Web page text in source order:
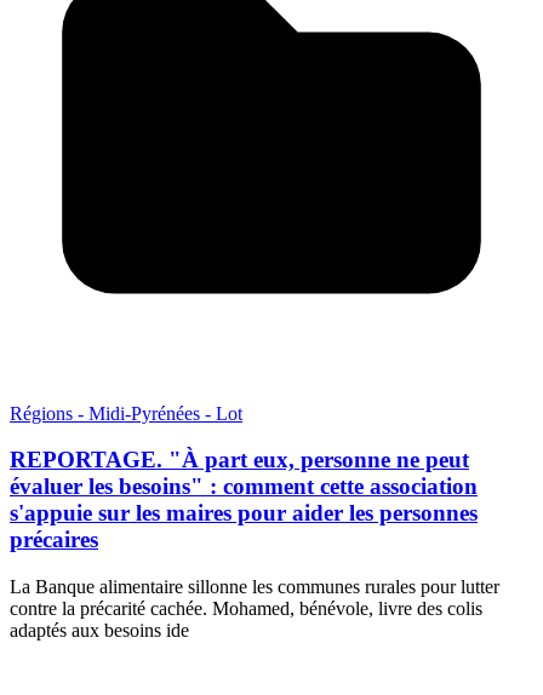
Régions - Midi-Pyrénées - Lot
REPORTAGE. "À part eux, personne ne peut
évaluer les besoins" : comment cette association
s'appuie sur les maires pour aider les personnes
précaires
La Banque alimentaire sillonne les communes rurales pour lutter
contre la précarité cachée. Mohamed, bénévole, livre des colis
adaptés aux besoins ide